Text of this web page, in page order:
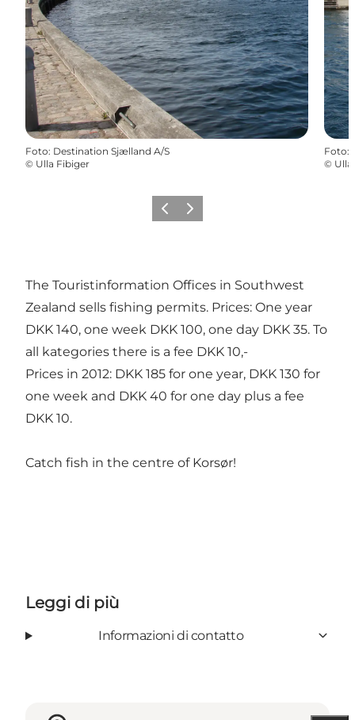
Foto: Destination Sjælland A/S
© Ulla Fibiger
Foto:
©
Precedente
Avanti
The Touristinformation Offices in Southwest
Zealand sells fishing permits. Prices: One year
DKK 140, one week DKK 100, one day DKK 35. To
all kategories there is a fee DKK 10,-
Prices in 2012: DKK 185 for one year, DKK 130 for
one week and DKK 40 for one day plus a fee
DKK 10.
Catch fish in the centre of Korsør!
Leggi di più
Informazioni di contatto